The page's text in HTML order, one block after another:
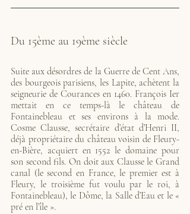
Du 15ème au 19ème siècle
Suite aux désordres de la Guerre de Cent Ans,
des bourgeois parisiens, les Lapite, achètent la
seigneurie de Courances en 1460. François Ier
mettait en ce temps-là le château de
Fontainebleau et ses environs à la mode.
Cosme Clausse, secrétaire d’état d’Henri II,
déjà propriétaire du château voisin de Fleury-
en-Bière, acquiert en 1552 le domaine pour
son second fils. On doit aux Clausse le Grand
canal (le second en France, le premier est à
Fleury, le troisième fut voulu par le roi, à
Fontainebleau), le Dôme, la Salle d’Eau et le «
pré en l’île ».